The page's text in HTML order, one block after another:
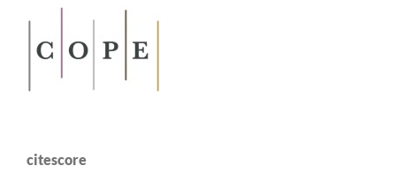
citescore